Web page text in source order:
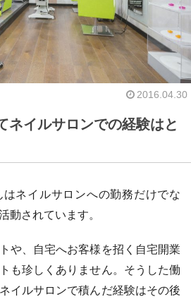
2016.04.30
ネイルサロンでの経験はと
ネイルサロンへの勤務だけでな
動されています。
や、自宅へお客様を招く自宅開業
も珍しくありません。そうした働
イルサロンで積んだ経験はその後